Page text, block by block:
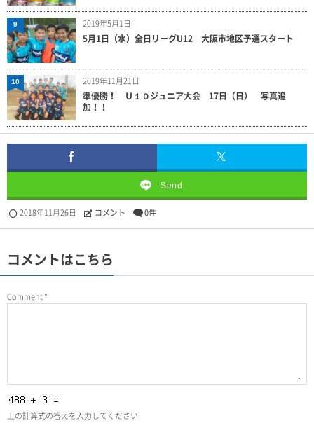
2019年5月1日
5月1日（水）全日リーグU12 大阪市地区予選スタート
9
2019年11月21日
準優勝！ Ｕ１０ジュニア大会 17日（日） 写真追
加！！
10
Send
2018年11月26日 コメント 0件
コメントはこちら
Comment*
上の計算式の答えを入力してください